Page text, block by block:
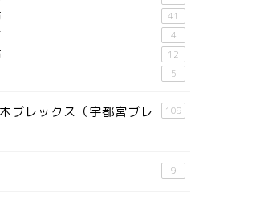
41
4
12
5
ブレックス（宇都宮ブレ
109
9